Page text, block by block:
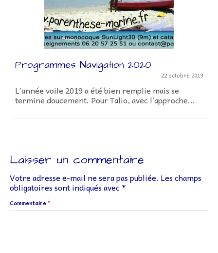
Programmes Navigation 2020
22 octobre 2019
L’année voile 2019 a été bien remplie mais se
termine doucement. Pour Talio, avec l’approche...
Laisser un commentaire
Votre adresse e-mail ne sera pas publiée. Les champs
obligatoires sont indiqués avec *
Commentaire *